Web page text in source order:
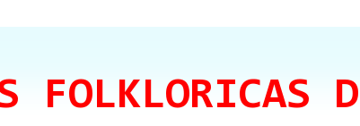
FOLKLORICAS